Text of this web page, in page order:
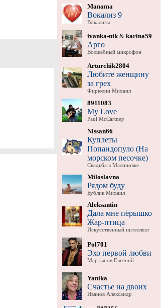
Manama
Вокализ 9
Вокализы
ivanka-nik& karina59
Арго
Волшебный микрофон
Arturchik2804
Любите женщину
за грех
Фирюлин Михаил
8911083
My Love
Paul McCartney
Nissan66
Куплеты
Попандопуло (На
морском песочке)
Свадьба в Малиновке
Miloslavna
Рядом буду
Бублик Михаил
Aleksantin
Дала мне пёрышко
Жар-птица
Искусственный интеллект
Pol701
Эхо первой любви
Мартынов Евгений
Yanika
Счастье на двоих
Иванов Александр